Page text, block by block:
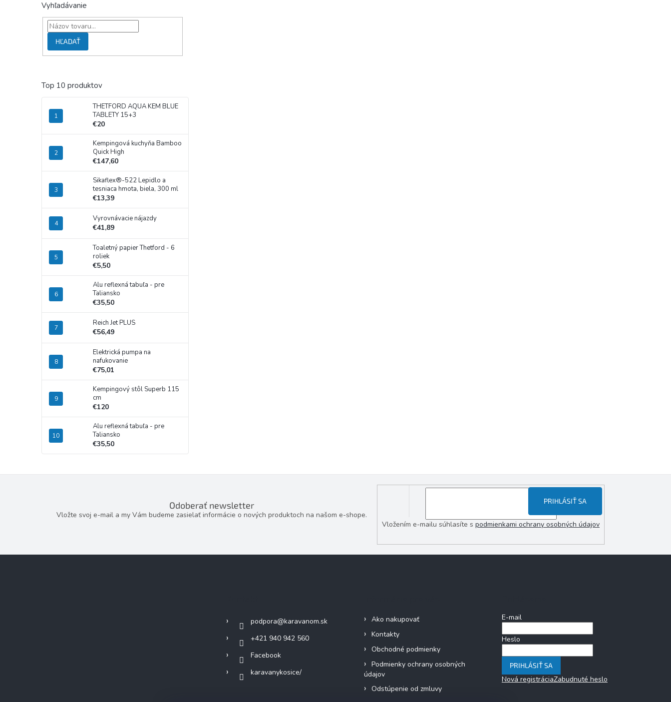
Vyhľadávanie
HĽADAŤ
Top 10 produktov
THETFORD AQUA KEM BLUE
TABLETY 15+3
€20
Kempingová kuchyňa Bamboo
Quick High
€147,60
Sikaflex®-522 Lepidlo a
tesniaca hmota, biela, 300 ml
€13,39
Vyrovnávacie nájazdy
€41,89
Toaletný papier Thetford - 6
roliek
€5,50
Alu reflexná tabuľa - pre
Taliansko
€35,50
Reich Jet PLUS
€56,49
Elektrická pumpa na
nafukovanie
€75,01
Kempingový stôl Superb 115
cm
€120
Alu reflexná tabuľa - pre
Taliansko
€35,50
Odoberať newsletter
Vložte svoj e-mail a my Vám budeme zasielať informácie o nových produktoch na našom e-shope.
Vložením e-mailu súhlasíte s podmienkami ochrany osobných údajov
PRIHLÁSIŤ SA
podpora@karavanom.sk
+421 940 942 560
Facebook
karavanykosice/
Ako nakupovať
Kontakty
Obchodné podmienky
Podmienky ochrany osobných
údajov
Odstúpenie od zmluvy
E-mail
Heslo
PRIHLÁSIŤ SA
Nová registráciaZabudnuté heslo